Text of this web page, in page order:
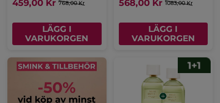
459,00 Kr 768,00 Kr
LÄGG I
VARUKORGEN
568,00 Kr 1083,00 Kr
LÄGG I
VARUKORGEN